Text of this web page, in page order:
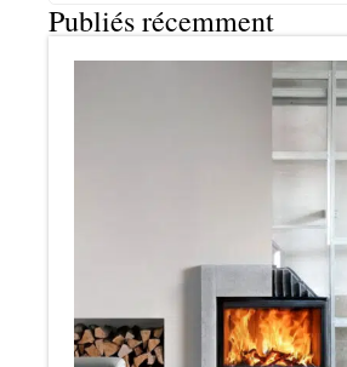
Publiés récemment